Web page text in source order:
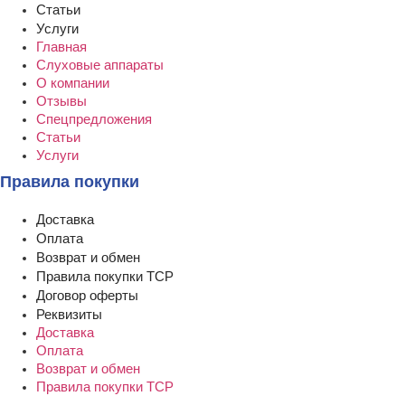
Статьи
Услуги
Главная
Слуховые аппараты
О компании
Отзывы
Спецпредложения
Статьи
Услуги
Правила покупки
Доставка
Оплата
Возврат и обмен
Правила покупки ТСР
Договор оферты
Реквизиты
Доставка
Оплата
Возврат и обмен
Правила покупки ТСР